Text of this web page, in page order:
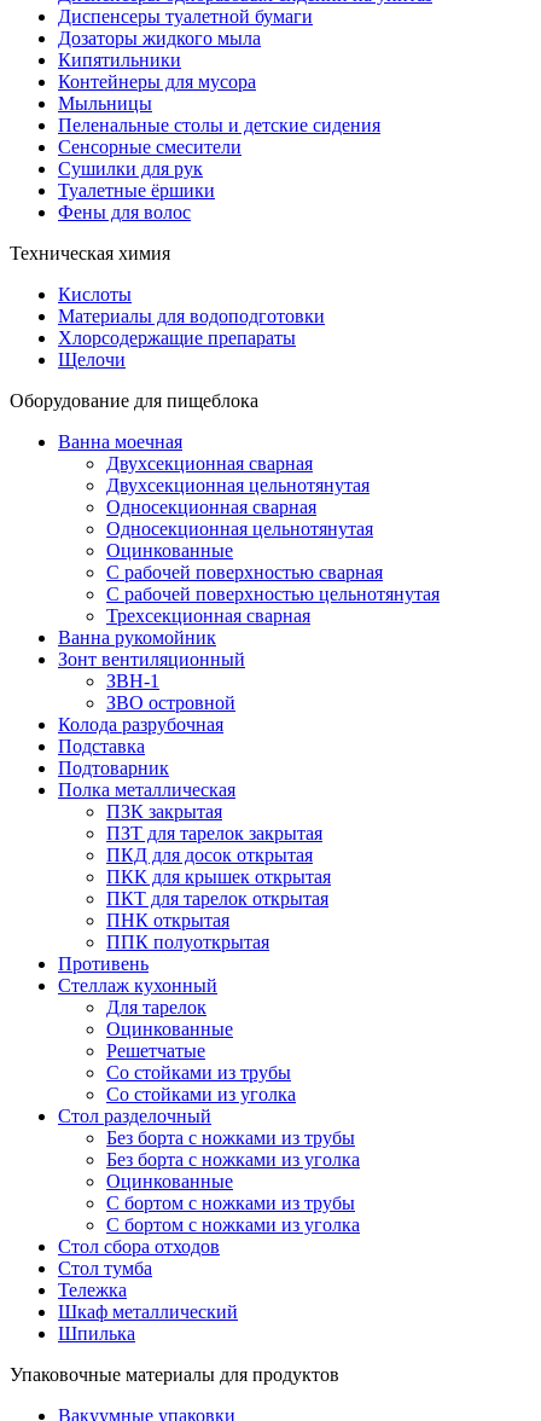
Диспенсеры туалетной бумаги
Дозаторы жидкого мыла
Кипятильники
Контейнеры для мусора
Мыльницы
Пеленальные столы и детские сидения
Сенсорные смесители
Сушилки для рук
Туалетные ёршики
Фены для волос
Техническая химия
Кислоты
Материалы для водоподготовки
Хлорсодержащие препараты
Щелочи
Оборудование для пищеблока
Ванна моечная
Двухсекционная сварная
Двухсекционная цельнотянутая
Односекционная сварная
Односекционная цельнотянутая
Оцинкованные
С рабочей поверхностью сварная
С рабочей поверхностью цельнотянутая
Трехсекционная сварная
Ванна рукомойник
Зонт вентиляционный
ЗВН-1
ЗВО островной
Колода разрубочная
Подставка
Подтоварник
Полка металлическая
ПЗК закрытая
ПЗТ для тарелок закрытая
ПКД для досок открытая
ПКК для крышек открытая
ПКТ для тарелок открытая
ПНК открытая
ППК полуоткрытая
Противень
Стеллаж кухонный
Для тарелок
Оцинкованные
Решетчатые
Со стойками из трубы
Со стойками из уголка
Стол разделочный
Без борта с ножками из трубы
Без борта с ножками из уголка
Оцинкованные
С бортом с ножками из трубы
С бортом с ножками из уголка
Стол сбора отходов
Стол тумба
Тележка
Шкаф металлический
Шпилька
Упаковочные материалы для продуктов
Вакуумные упаковки